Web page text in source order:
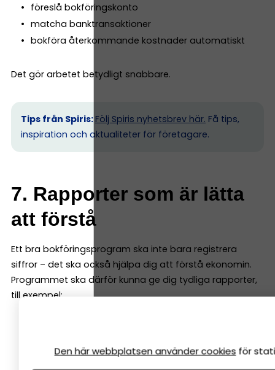
föreslå bokföringskonto
matcha banktransaktioner
bokföra återkommande kostnader automatiskt
Det gör arbetet betydligt snabbare.
Tips från Spiris: Följ Spiris nyhetsbrev här. Få tips,
inspiration och aktualiteter för företagare.
7. Rapporter som är lätta
att förstå
Ett bra bokföringsprogram ska inte bara registrera
siffror – det ska också hjälpa dig att förstå ekonomin.
Programmet ska därför kunna ge dig tydliga rapporter,
till exempel:
kassaflödesrapport
Den här webbplatsen använder cookies för